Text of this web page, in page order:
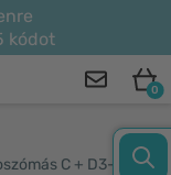
kódot
0
Liposzómás C + D3-vitamin + cink